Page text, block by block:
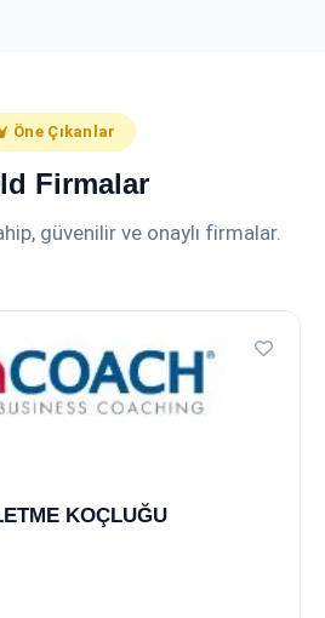
Öne Çıkanlar
Firmalar
güvenilir ve onaylı firmalar.
KOÇLUĞU